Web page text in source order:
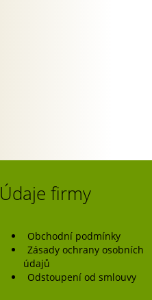
Údaje firmy
Obchodní podmínky
Zásady ochrany osobních
údajů
Odstoupení od smlouvy